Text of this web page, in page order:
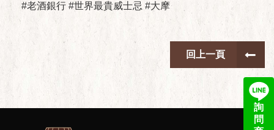
詢
問
#老酒銀行 #世界最貴威士忌 #大摩
回上一頁